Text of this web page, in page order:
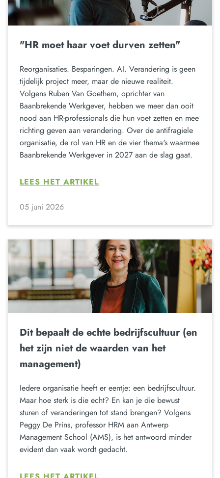
"HR moet haar voet durven zetten"
Reorganisaties. Besparingen. AI. Verandering is geen
tijdelijk project meer, maar de nieuwe realiteit.
Volgens Ruben Van Goethem, oprichter van
Baanbrekende Werkgever, hebben we meer dan ooit
nood aan HR-professionals die hun voet zetten en mee
richting geven aan verandering. Over de antifragiele
organisatie, de rol van HR en de vier thema's waarmee
Baanbrekende Werkgever in 2027 aan de slag gaat.
LEES HET ARTIKEL
05 juni 2026
Dit bepaalt de echte bedrijfscultuur (en
het zijn niet de waarden van het
management)
Iedere organisatie heeft er eentje: een bedrijfscultuur.
Maar hoe sterk is die echt? En kan je die bewust
sturen of veranderingen tot stand brengen? Volgens
Peggy De Prins, professor HRM aan Antwerp
Management School (AMS), is het antwoord minder
evident dan vaak wordt gedacht.